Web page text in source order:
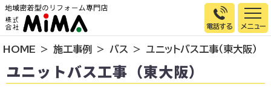
電話する
トップページ
選ばれる理由
HOME 施工事例 バス ユニットバス工事（東大阪）
ユニットバス工事（東大阪）